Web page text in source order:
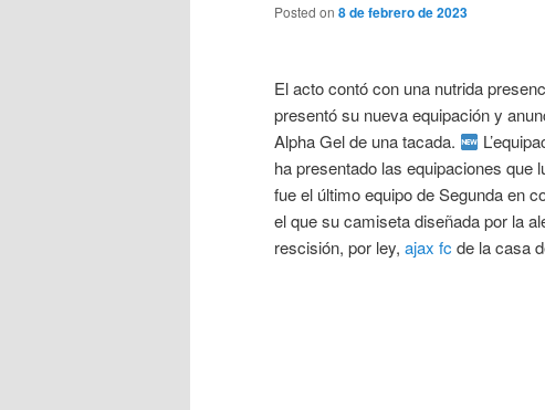
Posted on 8 de febrero de 2023
El acto contó con una nutrida
presentó su nueva equipación y
Alpha Gel de una tacada.
ha presentado las equipaciones que
fue el último equipo de Segunda en
el que su camiseta diseñada por la
rescisión, por ley, ajax fc de la casa